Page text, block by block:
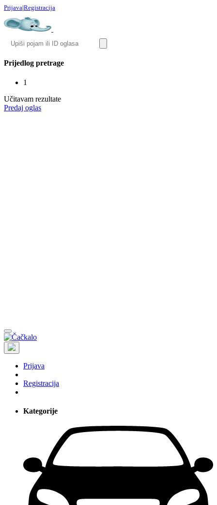
Prijava|Registracija
Prijedlog pretrage
1
Učitavam rezultate
Predaj oglas
Prijava
Registracija
Kategorije